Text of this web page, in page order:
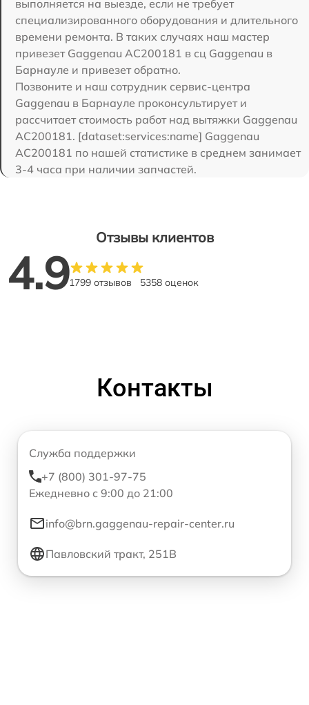
выполняется на выезде, если не требует
специализированного оборудования и длительного
времени ремонта. В таких случаях наш мастер
привезет Gaggenau AC200181 в сц Gaggenau в
Барнауле и привезет обратно.
Позвоните и наш сотрудник сервис-центра
Gaggenau в Барнауле проконсультирует и
рассчитает стоимость работ над вытяжки Gaggenau
AC200181. [dataset:services:name] Gaggenau
AC200181 по нашей статистике в среднем занимает
3-4 часа при наличии запчастей.
Отзывы клиентов
4.91799 отзывов 5358 оценок
Контакты
Служба поддержки
+7 (800) 301-97-75
Ежедневно с 9:00 до 21:00
info@brn.gaggenau-repair-center.ru
Павловский тракт, 251В